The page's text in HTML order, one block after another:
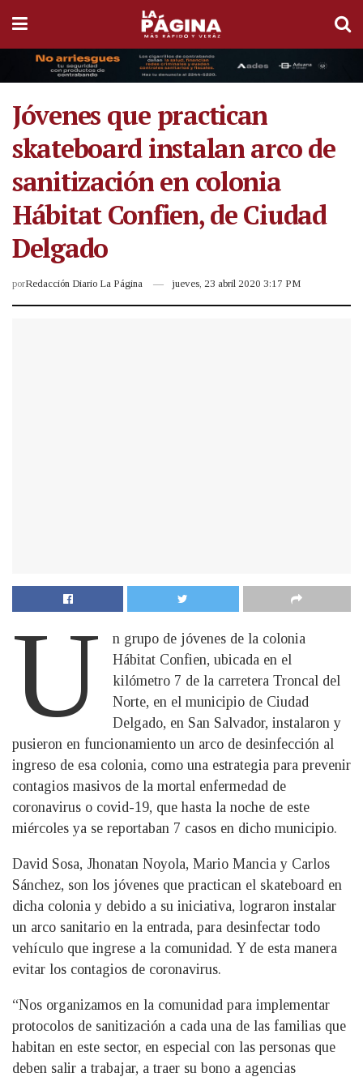
Jóvenes que practican
skateboard instalan arco de
sanitización en colonia
Hábitat Confien, de Ciudad
Delgado
porRedacción Diario La Página jueves, 23 abril 2020 3:17 PM
U
n grupo de jóvenes de la colonia
Hábitat Confien, ubicada en el
kilómetro 7 de la carretera Troncal del
Norte, en el municipio de Ciudad
Delgado, en San Salvador, instalaron y
pusieron en funcionamiento un arco de desinfección al
ingreso de esa colonia, como una estrategia para prevenir
contagios masivos de la mortal enfermedad de
coronavirus o covid-19, que hasta la noche de este
miércoles ya se reportaban 7 casos en dicho municipio.
David Sosa, Jhonatan Noyola, Mario Mancia y Carlos
Sánchez, son los jóvenes que practican el skateboard en
dicha colonia y debido a su iniciativa, lograron instalar
un arco sanitario en la entrada, para desinfectar todo
vehículo que ingrese a la comunidad. Y de esta manera
evitar los contagios de coronavirus.
“Nos organizamos en la comunidad para implementar
protocolos de sanitización a cada una de las familias que
habitan en este sector, en especial con las personas que
deben salir a trabajar, a traer su bono a agencias